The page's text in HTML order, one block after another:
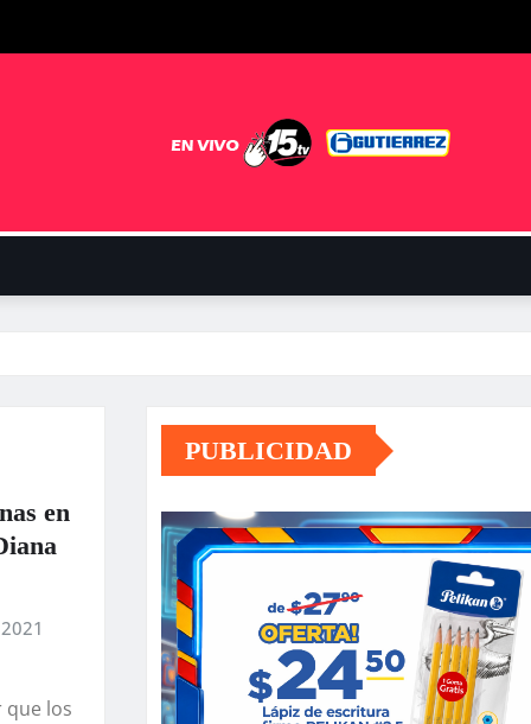
en
que los
PUBLICIDAD